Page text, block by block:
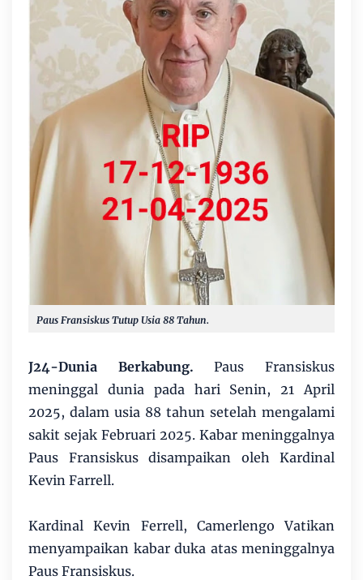
Paus Fransiskus Tutup Usia 88 Tahun.
J24-Dunia Berkabung.Paus Fransiskus
meninggal dunia pada hari Senin, 21 April
2025, dalam usia 88 tahun setelah mengalami
sakit sejak Februari 2025. Kabar meninggalnya
Paus Fransiskus disampaikan oleh Kardinal
Kevin Farrell.
Kardinal Kevin Ferrell, Camerlengo Vatikan
menyampaikan kabar duka atas meninggalnya
Paus Fransiskus.